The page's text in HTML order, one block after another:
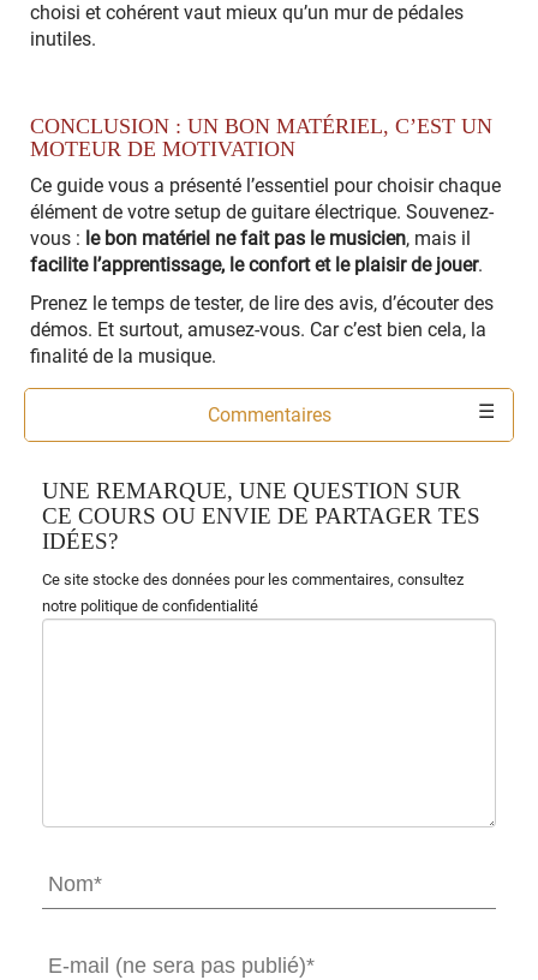
choisi et cohérent vaut mieux qu’un mur de pédales
inutiles.
CONCLUSION : UN BON MATÉRIEL, C’EST UN
MOTEUR DE MOTIVATION
Ce guide vous a présenté l’essentiel pour choisir chaque
élément de votre setup de guitare électrique. Souvenez-
vous : le bon matériel ne fait pas le musicien, mais il
facilite l’apprentissage, le confort et le plaisir de jouer.
Prenez le temps de tester, de lire des avis, d’écouter des
démos. Et surtout, amusez-vous. Car c’est bien cela, la
finalité de la musique.
Commentaires
UNE REMARQUE, UNE QUESTION SUR
CE COURS OU ENVIE DE PARTAGER TES
IDÉES?
Ce site stocke des données pour les commentaires, consultez
notre politique de confidentialité